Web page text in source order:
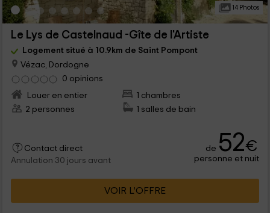
14 Photos
Le Lys de Castelnaud -Gîte de l'Artiste
Logement situé à 10.9km de Saint Pompont
Vézac, Dordogne
0 opinions
Louer en entier
1 chambres
2 personnes
1 salles de bain
Contact direct
Annulation 30 jours avant
de 52€
personne et nuit
VOIR L’OFFRE